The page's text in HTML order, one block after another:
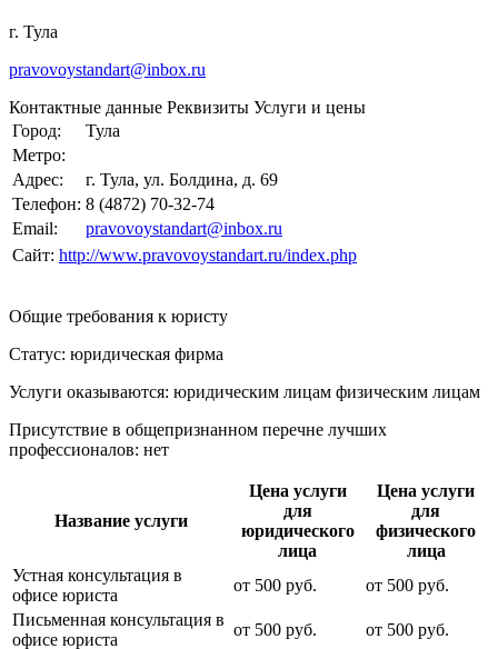
г. Тула
pravovoystandart@inbox.ru
Контактные данные Реквизиты Услуги и цены
Город:
Тула
Метро:
Адрес:
г. Тула, ул. Болдина, д. 69
Телефон: 8 (4872) 70-32-74
Email:
pravovoystandart@inbox.ru
Сайт: http://www.pravovoystandart.ru/index.php
Общие требования к юристу
Статус: юридическая фирма
Услуги оказываются: юридическим лицам физическим лицам
Присутствие в общепризнанном перечне лучших
профессионалов: нет
Название услуги
Цена услуги
для
юридического
лица
Цена услуги
для
физического
лица
Устная консультация в
офисе юриста
от 500 руб. от 500 руб.
Письменная консультация в
офисе юриста
от 500 руб. от 500 руб.